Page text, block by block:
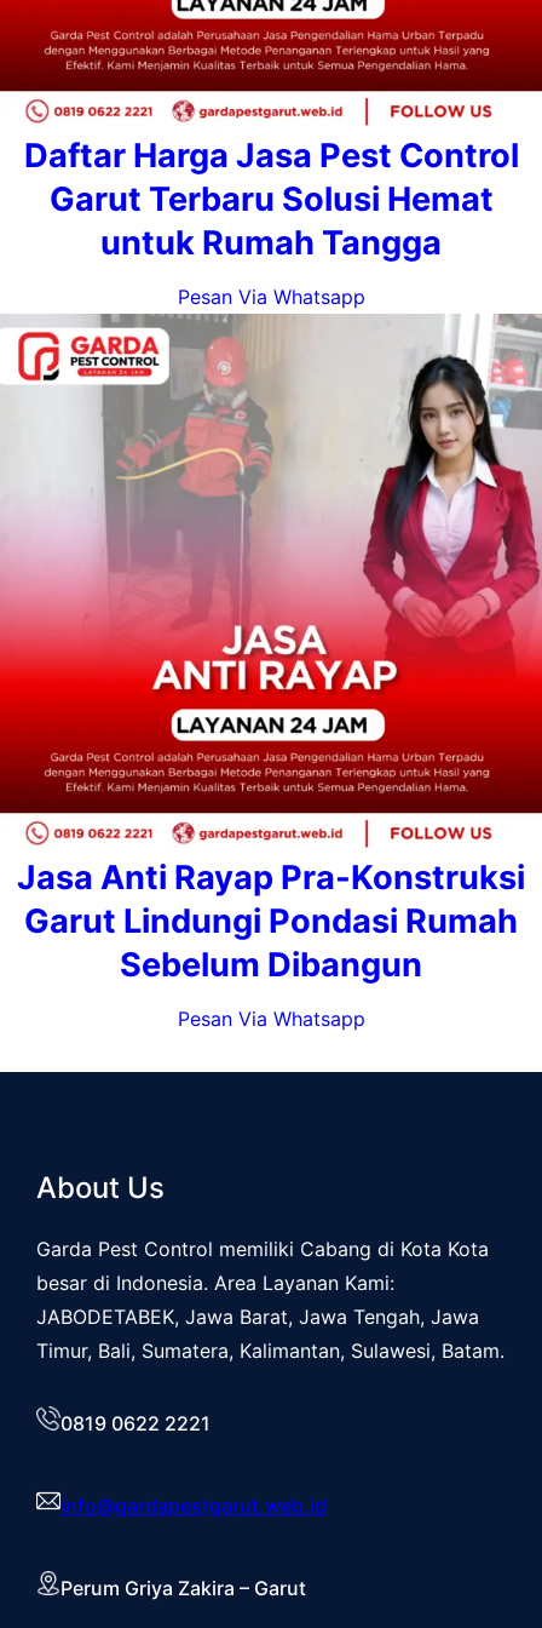
Daftar Harga Jasa Pest Control
Garut Terbaru Solusi Hemat
untuk Rumah Tangga
Pesan Via Whatsapp
Jasa Anti Rayap Pra-Konstruksi
Garut Lindungi Pondasi Rumah
Sebelum Dibangun
Pesan Via Whatsapp
About Us
Garda Pest Control memiliki Cabang di Kota Kota
besar di Indonesia. Area Layanan Kami:
JABODETABEK, Jawa Barat, Jawa Tengah, Jawa
Timur, Bali, Sumatera, Kalimantan, Sulawesi, Batam.
0819 0622 2221
info@gardapestgarut.web.id
Perum Griya Zakira – Garut